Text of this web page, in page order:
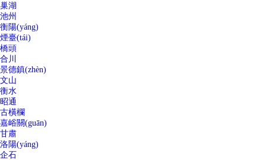
巢湖
池州
衡陽(yáng)
煙臺(tái)
橋頭
合川
景德鎮(zhèn)
文山
衡水
昭通
古橫欄
嘉峪關(guān)
甘肅
洛陽(yáng)
企石